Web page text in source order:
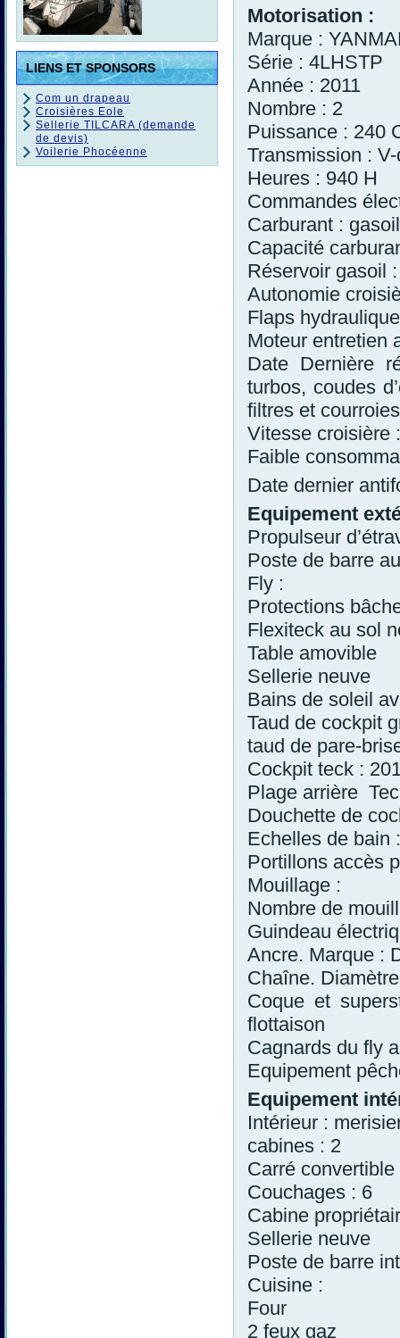
LIENS ET SPONSORS
Com un drapeau
Croisières Eole
Sellerie TILCARA (demande
de devis)
Voilerie Phocéenne
Motorisation :
Marque :
Série : 4LHSTP
Année : 2011
Nombre : 2
Puissance : 240
Transmission :
Heures : 940 H
Commandes
Carburant : gasoil
Capacité
Réservoir gasoil
Autonomie
Flaps
Moteur entretien
Date Dernière
turbos, coudes
filtres et
Vitesse croisière
Faible
Date dernier
Equipement
Propulseur
Poste de barre
Fly :
Protections
Flexiteck au sol
Table amovible
Sellerie neuve
Bains de soleil
Taud de cockpit
taud de pare-
Cockpit teck :
Plage arrière
Douchette de
Echelles de bain
Portillons accès
Mouillage :
Nombre de
Guindeau
Ancre. Marque :
Chaîne.
Coque et
flottaison
Cagnards du fly
Equipement
Equipement
Intérieur :
cabines : 2
Carré convertible
Couchages : 6
Cabine
Sellerie neuve
Poste de barre
Cuisine :
Four
2 feux gaz